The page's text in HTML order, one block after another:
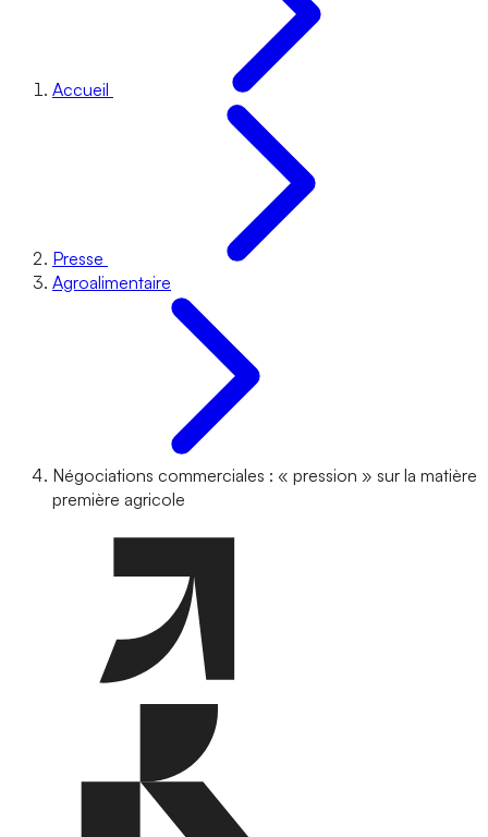
Accueil
Presse
Agroalimentaire
Négociations commerciales : « pression » sur la matière
première agricole